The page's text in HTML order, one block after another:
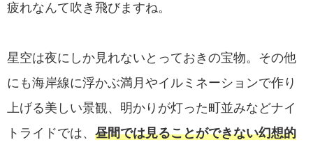
疲れなんて吹き飛びますね。
星空は夜にしか見れないとっておきの宝物。その他
にも海岸線に浮かぶ満月やイルミネーションで作り
上げる美しい景観、明かりが灯った町並みなどナイ
トライドでは、 昼間では見ることができない幻想的